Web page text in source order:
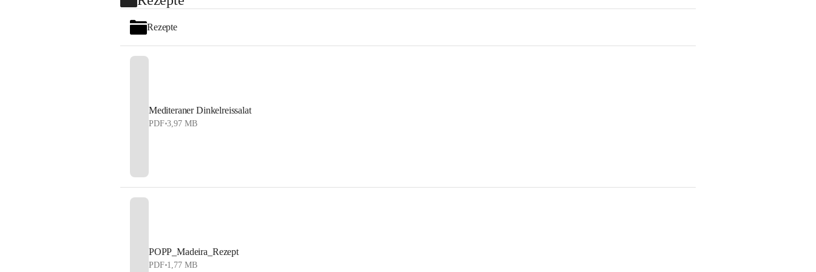
Rezepte
Mediteraner Dinkelreissalat
PDF•3,97 MB
POPP_Madeira_Rezept
PDF•1,77 MB